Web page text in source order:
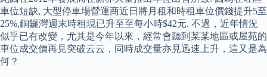
車位短缺, 大型停車場營運商近日將月租和時租車位價錢提升5至
25%,銅鑼灣週末時租現已升至至每小時$42元. 不過，近年情況
似乎已有改變，尤其是今年以來，經常會聽到某某地區或屋苑的
車位成交價再見突破云云，同時成交量亦見迅速上升，這又是為
何？